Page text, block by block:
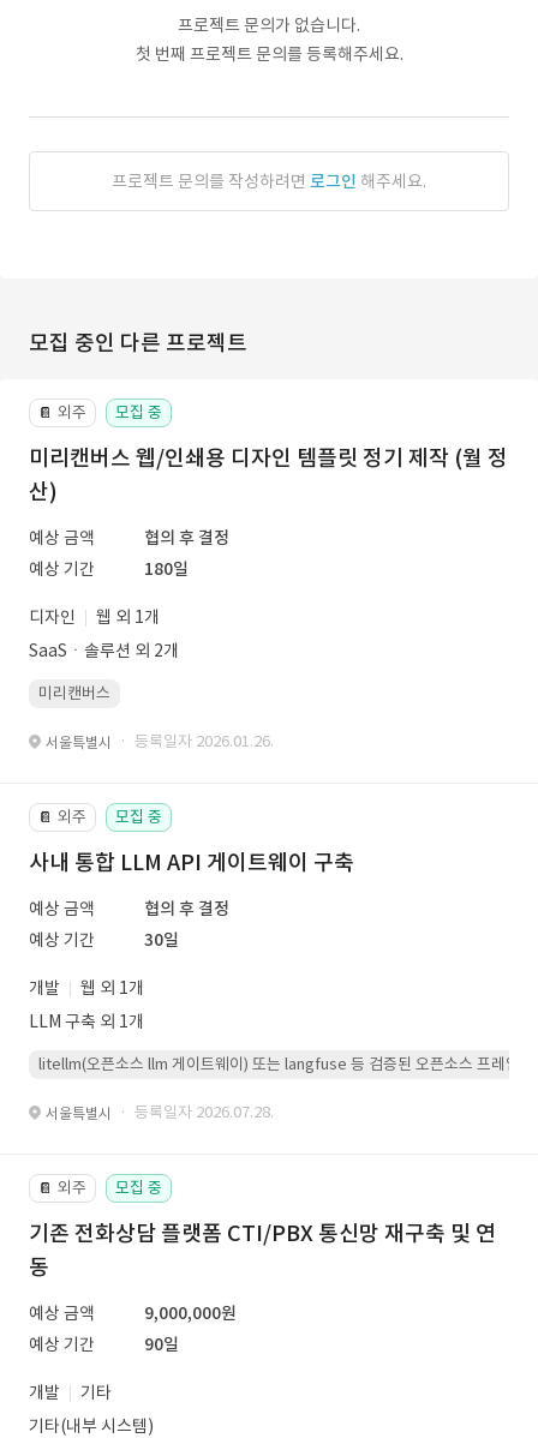
프로젝트 문의가 없습니다.
첫 번째 프로젝트 문의를 등록해주세요.
프로젝트 문의를 작성하려면 로그인 해주세요.
모집 중인 다른 프로젝트
📔 외주 모집 중
미리캔버스 웹/인쇄용 디자인 템플릿 정기 제작 (월 정
산)
예상 금액
협의 후 결정
예상 기간
180일
디자인
웹 외 1개
SaaSㆍ솔루션 외 2개
미리캔버스
서울특별시 · 등록일자 2026.01.26.
📔 외주 모집 중
사내 통합 LLM API 게이트웨이 구축
예상 금액
협의 후 결정
예상 기간
30일
개발
웹 외 1개
LLM 구축 외 1개
litellm(오픈소스 llm 게이트웨이) 또는 langfuse 등 검증된 오픈소스 프레임워
서울특별시 · 등록일자 2026.07.28.
📔 외주 모집 중
기존 전화상담 플랫폼 CTI/PBX 통신망 재구축 및 연
동
예상 금액
9,000,000원
예상 기간
90일
개발
기타
기타(내부 시스템)